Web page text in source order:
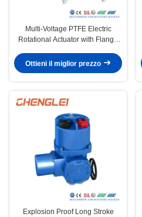
Multi-Voltage PTFE Electric
Rotational Actuator with Flange
Valve/Damper/HVAC Applications
Ottieni il miglior prezzo
Explosion Proof Long Stroke